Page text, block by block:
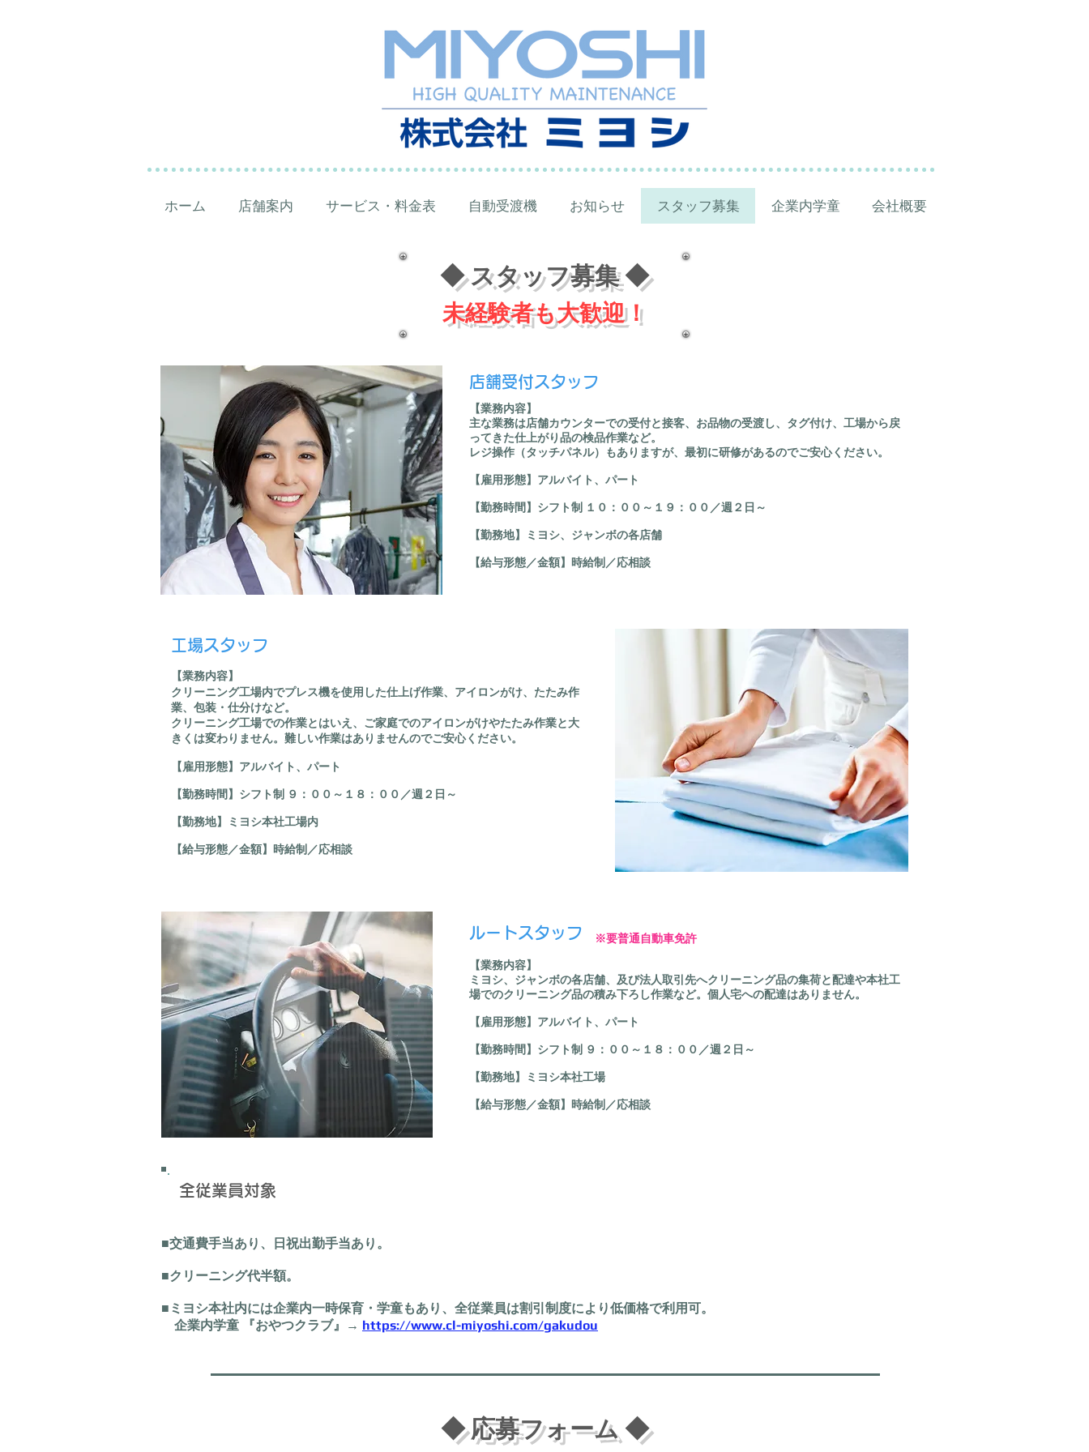
ホーム 店舗案内 サービス・料金表 自動受渡機 お知らせ スタッフ募集 企業内学童 会社概要
◆ スタッフ募集 ◆
未経験者も大歓迎！
店舗受付スタッフ
【​業務内容】
主な業務は店舗カウンターでの受付と接客、お品物の受渡し、タグ付け、工場から戻
ってきた仕上がり品の検品作業など。
レジ操作（タッチパネル）もありますが、最初に研修があるのでご安心ください。
【雇用形態】アルバイト、パート
【勤務時間】シフト制 １０：００～１９：００／週２日～
【勤務地】ミヨシ、ジャンボの各店舗
【給与形態／金額】時給制 ／応相談
工場スタッフ
【​業務内容】
クリーニング工場内でプレス機を使用した仕上げ作業、アイロンがけ、たたみ作
業、包装・仕分けなど。
クリーニング工場での作業とはいえ、ご家庭でのアイロンがけやたたみ作業と大
きくは変わりません。難しい作業はありませんのでご安心ください。
【雇用形態】アルバイト、パート
【勤務時間】シフト制 ９：００～１８：００／週２日～
【勤務地】ミヨシ本社工場内
【給与形態／金額】時給制 ／応相談
ルートスタッフ ​※要普通自動車免許
【​業務内容】
ミヨシ、ジャンボの各店舗、及び法人取引先へクリーニング品の集荷と配達や本社工
場でのクリーニング品の積み下ろし作業など。個人宅への配達はありません。
【雇用形態】アルバイト、パート
【勤務時間】シフト制 ９：００～１８：００／週２日～
【勤務地】ミヨシ本社工場
【給与形態／金額】時給制 ／応相談
全従業員対象
■交通費手当あり、日祝出勤手当あり。
■クリーニング代半額。
■ミヨシ本社内には企業内一時保育・学童もあり、全従業員は割引制度により低価格で利用可。
企業内学童 『おやつクラブ』→ https://www.cl-miyoshi.com/gakudou
◆ 応募フォーム ◆